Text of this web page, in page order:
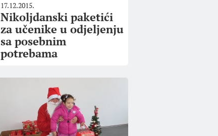
17.12.2015.
Nikoljdanski paketići
za učenike u odjeljenju
sa posebnim
potrebama